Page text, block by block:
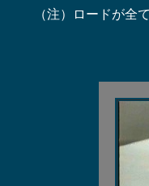
（注）ロードが全